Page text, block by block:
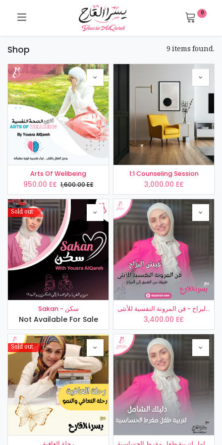
0
Shop 9 items found.
Arts Of Wellbeing
950.00 E£ 1,600.00E£
1:1 Counseling Session
3,000.00 E£
Sold out
Sakan - سكن
Not Available For Sale
عَيش البراح - فن المرونة النفسية للأنثى
3,400.00 E£
Sold out